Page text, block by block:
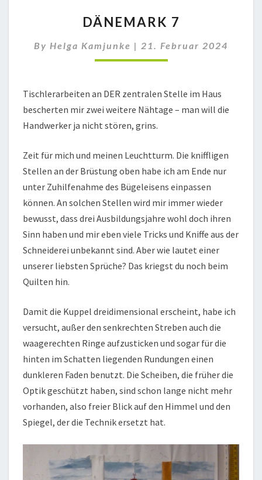
7
DÄNEMARK 7
By Helga Kamjunke | 21. Februar 2024
Tischlerarbeiten an DER zentralen Stelle im Haus
bescherten mir zwei weitere Nähtage – man will die
Handwerker ja nicht stören, grins.
Zeit für mich und meinen Leuchtturm. Die kniffligen
Stellen an der Brüstung oben habe ich am Ende nur
unter Zuhilfenahme des Bügeleisens einpassen
können. An solchen Stellen wird mir immer wieder
bewusst, dass drei Ausbildungsjahre wohl doch ihren
Sinn haben und mir eben viele Tricks und Kniffe aus der
Schneiderei unbekannt sind. Aber wie lautet einer
unserer liebsten Sprüche? Das kriegst du noch beim
Quilten hin.
Damit die Kuppel dreidimensional erscheint, habe ich
versucht, außer den senkrechten Streben auch die
waagerechten Ringe aufzusticken und sogar für die
hinten im Schatten liegenden Rundungen einen
dunkleren Faden benutzt. Die Scheiben, die früher die
Optik geschützt haben, sind schon lange nicht mehr
vorhanden, also freier Blick auf den Himmel und den
Spiegel, der die Technik ersetzt hat.